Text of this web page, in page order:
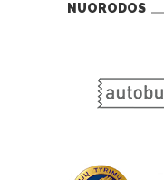
NUORODOS